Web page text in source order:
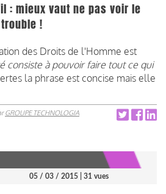
: mieux vaut ne pas voir le
!
des Droits de l'Homme est
consiste à pouvoir faire tout ce qui
la phrase est concise mais elle
GROUPE TECHNOLOGIA
05 / 03 / 2015 | 31 vues